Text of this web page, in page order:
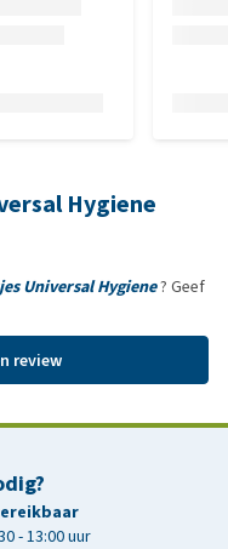
Hygiene
Universal Hygiene? Geef
review
- 13:00 uur